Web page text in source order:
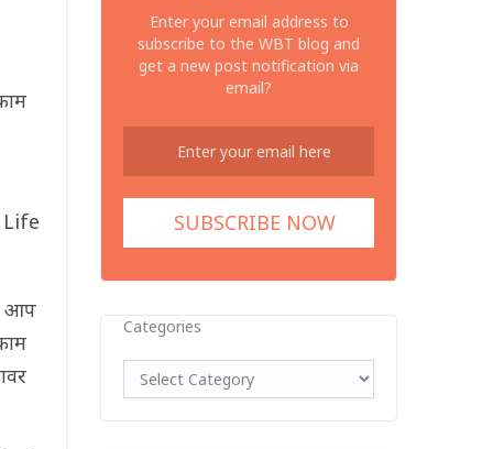
Life
आप
Enter your email address to
subscribe to the WBT blog and
get a new post notification via
email?
Categories